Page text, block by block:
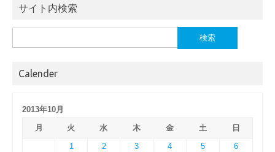
サイト内検索
索:
Calender
2013年10月
月
火 水 木 金 土
日
1
2 3 4 5
6